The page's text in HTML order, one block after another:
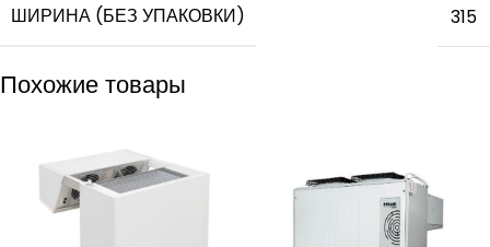
ШИРИНА (БЕЗ УПАКОВКИ) 315
Похожие товары